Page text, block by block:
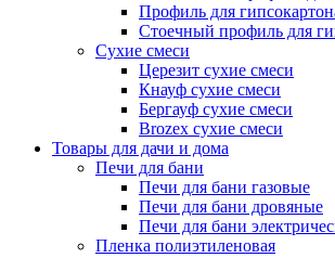
Профиль для
Стоечный профиль для
Сухие смеси
Церезит сухие смеси
Кнауф сухие смеси
Бергауф сухие смеси
Brozex сухие смеси
Товары для дачи и дома
Печи для бани
Печи для бани газовые
Печи для бани дровяные
Печи для бани
Пленка полиэтиленовая